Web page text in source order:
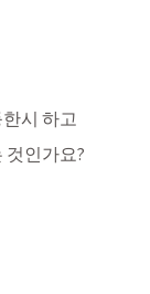
시 하고
것인가요?